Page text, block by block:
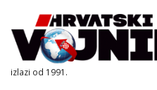
izlazi od 1991.